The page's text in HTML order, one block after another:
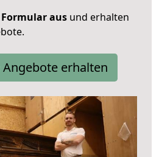
aus und erhalten
Angebote erhalten